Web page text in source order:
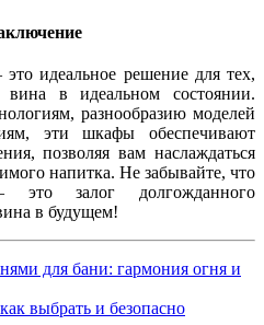
идеальное решение для тех,
в идеальном состоянии.
разнообразию моделей
эти шкафы обеспечивают
позволяя вам наслаждаться
напитка. Не забывайте, что
это залог долгожданного
в будущем!
для бани: гармония огня и
выбрать и безопасно